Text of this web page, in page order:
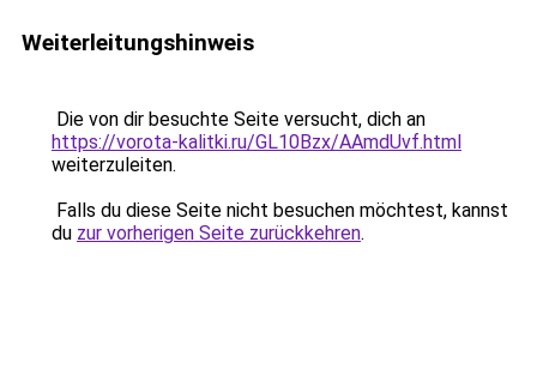
Weiterleitungshinweis
Die von dir besuchte Seite versucht, dich an
https://vorota-kalitki.ru/GL10Bzx/AAmdUvf.html
weiterzuleiten.
Falls du diese Seite nicht besuchen möchtest, kannst
du zur vorherigen Seite zurückkehren.